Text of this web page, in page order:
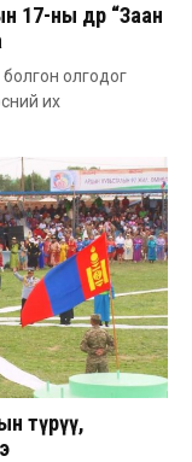
ны өдөр “Заан
олгодог
их
түрүү,